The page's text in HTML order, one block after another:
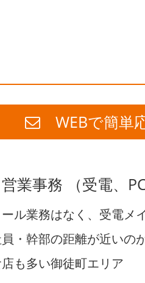
WEBで簡単
業事務 （受電、PC
ル業務はなく、受電メ
・幹部の距離が近いの
も多い御徒町エリア